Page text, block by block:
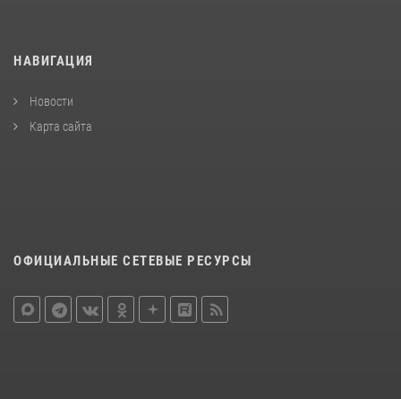
НАВИГАЦИЯ
Новости
Карта сайта
ОФИЦИАЛЬНЫЕ СЕТЕВЫЕ РЕСУРСЫ